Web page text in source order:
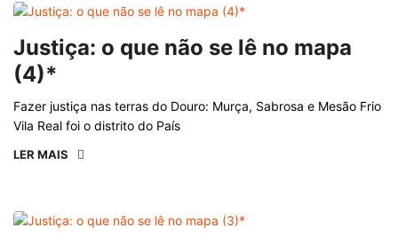
Justiça: o que não se lê no mapa
(4)*
Fazer justiça nas terras do Douro: Murça, Sabrosa e Mesão Frio
Vila Real foi o distrito do País
LER MAIS